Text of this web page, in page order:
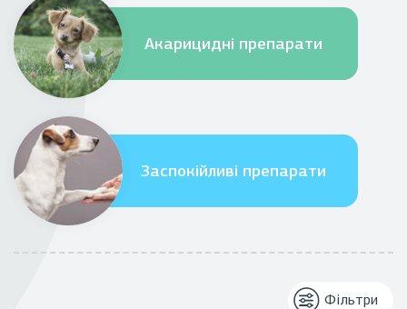
Акарицидні препарати
Заспокійливі препарати
Фільтри